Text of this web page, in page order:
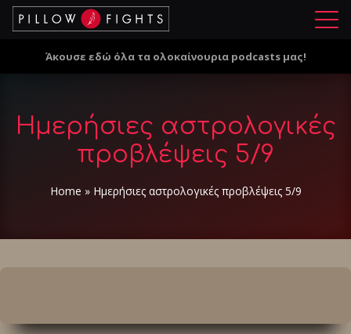
Μ
ο
Άκουσε εδώ όλα τα ολοκαίνουρια podcasts μας!
Ημερήσιες αστρολογικές
προβλέψεις 5/9
Home » Ημερήσιες αστρολογικές προβλέψεις 5/9